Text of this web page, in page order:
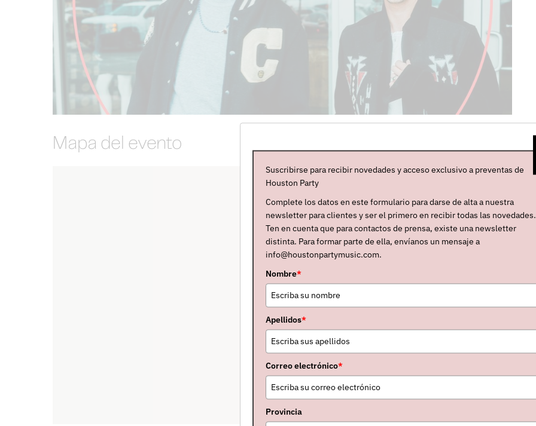
Mapa del evento
Suscribirse para recibir novedades y acceso exclusivo a preventas de
Houston Party
Complete los datos en este formulario para darse de alta a nuestra
newsletter para clientes y ser el primero en recibir todas las novedades.
Ten en cuenta que para contactos de prensa, existe una newsletter
distinta. Para formar parte de ella, envíanos un mensaje a
info@houstonpartymusic.com.
Nombre*
Apellidos*
Correo electrónico*
Provincia